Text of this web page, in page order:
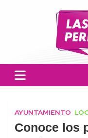
Las
informado a la población.
AYUNTAMIENTO
Conoce los